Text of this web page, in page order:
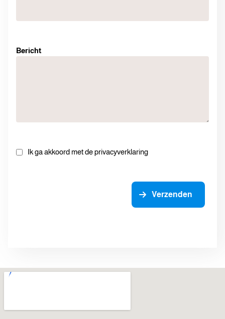
Bericht
Ik ga akkoord met de privacyverklaring
Verzenden